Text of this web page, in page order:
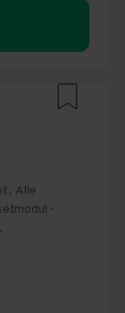
Alle
-